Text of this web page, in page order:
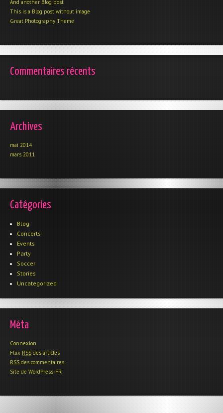
And another Blog post
This is a Blog post without image
Great Photography Theme
Commentaires récents
Archives
mai 2014
mars 2011
Catégories
Blog
Concerts
Events
Party
Soccer
Stories
Uncategorized
Méta
Connexion
Flux RSS des articles
RSS des commentaires
Site de WordPress-FR